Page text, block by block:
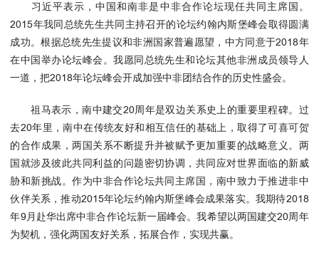
导及部
门负责
人
联系方
式
使馆掠
影
习近平表示，中国和南非是中非合作论坛现任共同主席国。
2015年我同总统先生共同主持召开的论坛约翰内斯堡峰会取得圆满
成功。根据总统先生提议和非洲国家普遍愿望，中方同意于2018年
在中国举办论坛峰会。我愿同总统先生和论坛其他非洲成员领导人
一道，把2018年论坛峰会开成加强中非团结合作的历史性盛会。
祖马表示，南中建交20周年是双边关系史上的重要里程碑。过
去20年里，南中在传统友好和相互信任的基础上，取得了可喜可贺
的合作成果，两国关系不断提升并被赋予更加重要的战略意义。两
国就涉及彼此共同利益的问题密切协调，共同应对世界面临的新威
胁和新挑战。作为中非合作论坛共同主席国，南中致力于推进非中
伙伴关系，推动2015年论坛约翰内斯堡峰会成果落实。我期待2018
年9月赴华出席中非合作论坛新一届峰会。我希望以两国建交20周年
为契机，强化两国友好关系，拓展合作，实现共赢。